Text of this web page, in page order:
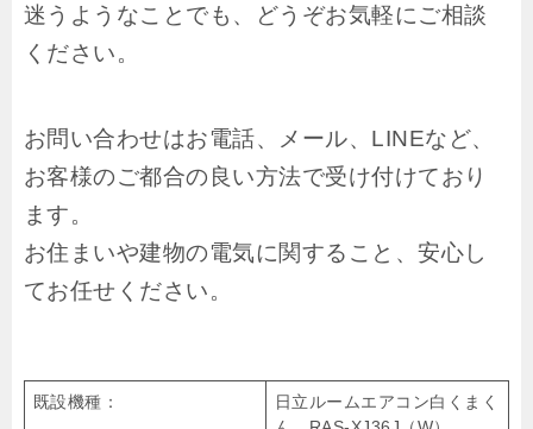
迷うようなことでも、どうぞお気軽にご相談
ください。
お問い合わせはお電話、メール、LINEなど、
お客様のご都合の良い方法で受け付けており
ます。
お住まいや建物の電気に関すること、安心し
てお任せください。
既設機種：
日立ルームエアコン白くまく